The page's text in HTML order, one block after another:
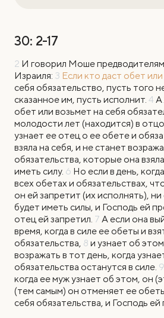
30: 2-17
2 И говорил Моше
Израиля: 3 Если кто даст обет
себя обязательство, пусть того
сказанное им, пусть исполнит. 4 А
обет или возьмет на себя
молодости лет (находится) в
узнает ее отец о ее обете и
взяла на себя, и не станет
обязательства, которые она
иметь силу. 6 Но если в день,
всех обетах и обязательствах,
он ей запретит (их исполнять),
будет иметь силы, и Господь ей
отец ей запретил. 7 А если она
время, когда в силе ее обеты и
обязательства, 8 и узнает об
возражать в тот день, когда
обязательства останутся в силе. 9
когда ее муж узнает об этом, он
(тем самым) он отменяет ее
себя обязательства, и Господь ей